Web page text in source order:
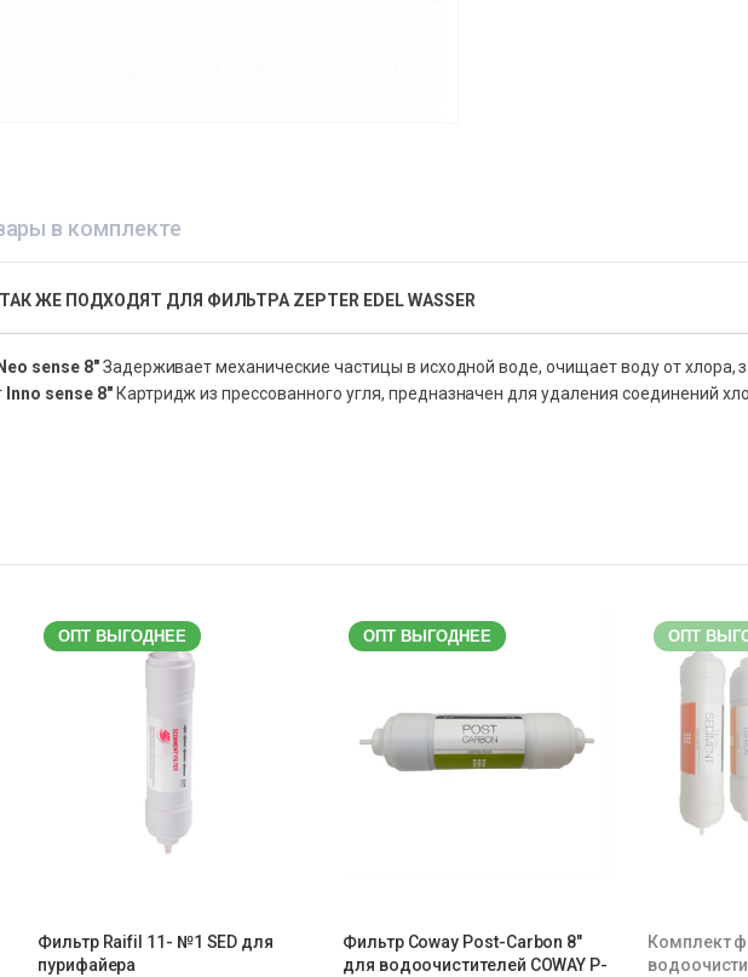
в комплекте
ЖЕ ПОДХОДЯТ ДЛЯ ФИЛЬТРА ZEPTER EDEL WASSER
Neo sense 8″Задерживает механические частицы в исходной воде, очищает воду от хлора,
Inno sense 8″Картридж из прессованного угля, предназначен для удаления соединений
ОПТ ВЫГОДНЕЕ
Фильтр Raifil 11- №1 SED для
пурифайера
ОПТ ВЫГОДНЕЕ
Фильтр Coway Post-Carbon 8″
для водоочистителей COWAY P-
ОПТ
Комплект